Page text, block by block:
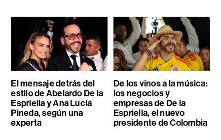
El mensaje detrás del
estilo de Abelardo De la
Espriella y Ana Lucía
Pineda, según una
experta
De los vinos a la música:
los negocios y
empresas de De la
Espriella, el nuevo
presidente de Colombia